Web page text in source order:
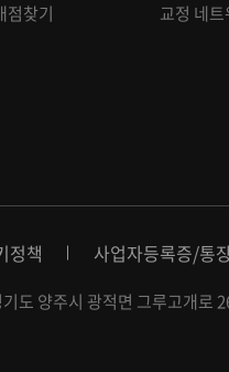
점찾기
교정 네트
정책 사업자등록증/통
도 양주시 광적면 그루고개로